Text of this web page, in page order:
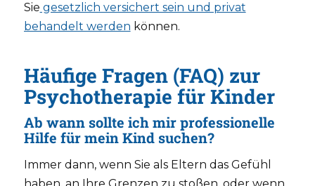
Sie gesetzlich versichert sein und privat
behandelt werden können.
Häufige Fragen (FAQ) zur
Psychotherapie für Kinder
Ab wann sollte ich mir professionelle
Hilfe für mein Kind suchen?
Immer dann, wenn Sie als Eltern das Gefühl